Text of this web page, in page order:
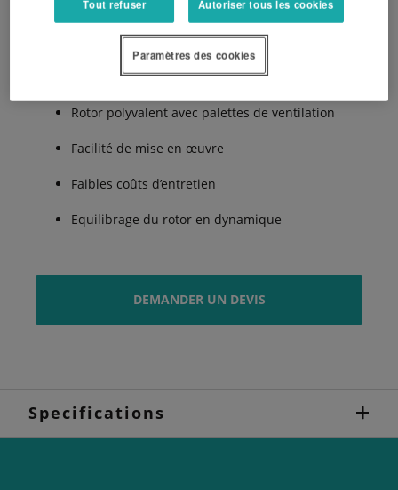
Construction robuste pour une utilisation fiable
Rotor polyvalent avec palettes de ventilation
Facilité de mise en œuvre
Faibles coûts d’entretien
Equilibrage du rotor en dynamique
DEMANDER UN DEVIS
Specifications
Tout refuser Autoriser tous les cookies
Paramètres des cookies